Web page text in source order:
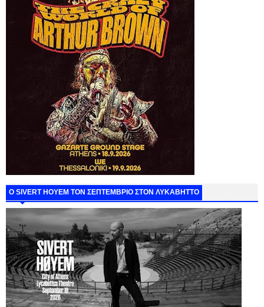
Ο SIVERT HOYEM ΤΟΝ ΣΕΠΤΕΜΒΡΙΟ ΣΤΟΝ ΛΥΚΑΒΗΤΤΟ